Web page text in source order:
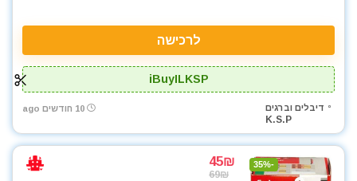
לרכישה
iBuyILKSP
דיבלים וברגים
K.S.P
10 חודשים ago
-35%
45₪
69₪